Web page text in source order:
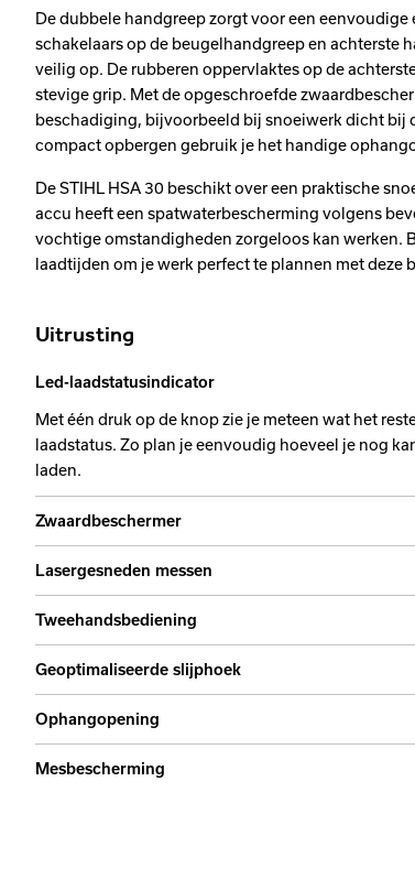
De dubbele handgreep zorgt voor een
schakelaars op de beugelhandgreep en achterste
veilig op. De rubberen oppervlaktes op de
stevige grip. Met de opgeschroefde
beschadiging, bijvoorbeeld bij snoeiwerk dicht bij
compact opbergen gebruik je het handige
De STIHL HSA 30 beschikt over een praktische
accu heeft een spatwaterbescherming volgens
vochtige omstandigheden zorgeloos kan werken.
laadtijden om je werk perfect te plannen met deze
Uitrusting
Led-laadstatusindicator
Met één druk op de knop zie je meteen wat het
laadstatus. Zo plan je eenvoudig hoeveel je nog
laden.
Zwaardbeschermer
Lasergesneden messen
Tweehandsbediening
Geoptimaliseerde slijphoek
Ophangopening
Mesbescherming